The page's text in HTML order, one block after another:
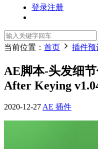
登录注册
当前位置： 首页 插件预
AE脚本-头发细
After Keying
2020-12-27AE 插件